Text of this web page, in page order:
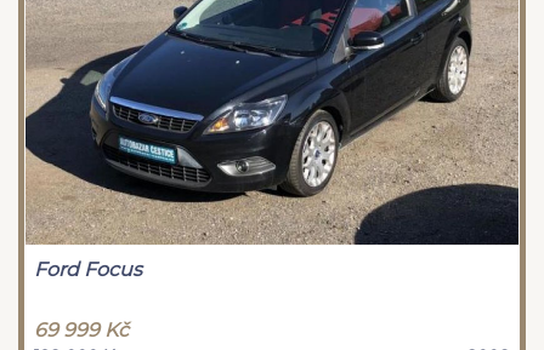
Ford Focus
69 999 Kč